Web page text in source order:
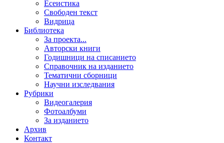
Есеистика
Свободен текст
Видрица
Библиотека
За проекта...
Авторски книги
Годишници на списанието
Справочник на изданието
Тематични сборници
Научни изследвания
Рубрики
Видеогалерия
Фотоалбуми
За изданието
Архив
Контакт